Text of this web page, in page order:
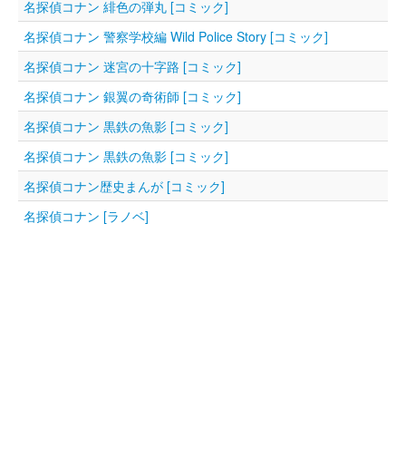
名探偵コナン 緋色の弾丸 [コミック]
名探偵コナン 警察学校編 Wild Police Story [コミック]
名探偵コナン 迷宮の十字路 [コミック]
名探偵コナン 銀翼の奇術師 [コミック]
名探偵コナン 黒鉄の魚影 [コミック]
名探偵コナン 黒鉄の魚影 [コミック]
名探偵コナン歴史まんが [コミック]
名探偵コナン [ラノベ]